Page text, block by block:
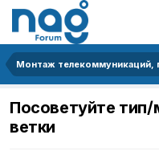
Посоветуйте тип/
ветки